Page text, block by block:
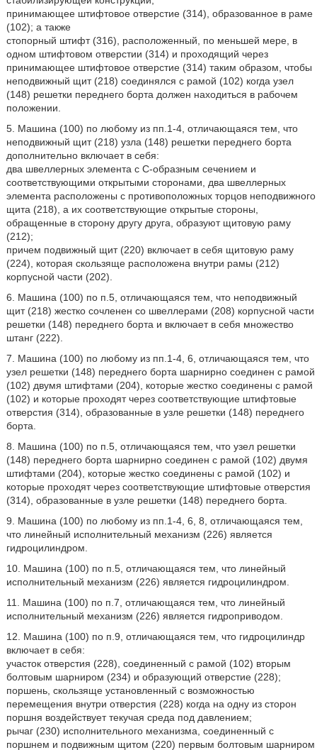
принимающее штифтовое отверстие (314), образованное в раме
(102); а также
стопорный штифт (316), расположенный, по меньшей мере, в
одном штифтовом отверстии (314) и проходящий через
принимающее штифтовое отверстие (314) таким образом, чтобы
неподвижный щит (218) соединялся с рамой (102) когда узел
(148) решетки переднего борта должен находиться в рабочем
положении.
5. Машина (100) по любому из пп.1-4, отличающаяся тем, что
неподвижный щит (218) узла (148) решетки переднего борта
дополнительно включает в себя:
два швеллерных элемента с C-образным сечением и
соответствующими открытыми сторонами, два швеллерных
элемента расположены с противоположных торцов неподвижного
щита (218), а их соответствующие открытые стороны,
обращенные в сторону другу друга, образуют щитовую раму
(212);
причем подвижный щит (220) включает в себя щитовую раму
(224), которая скользяще расположена внутри рамы (212)
корпусной части (202).
6. Машина (100) по п.5, отличающаяся тем, что неподвижный
щит (218) жестко сочленен со швеллерами (208) корпусной части
решетки (148) переднего борта и включает в себя множество
штанг (222).
7. Машина (100) по любому из пп.1-4, 6, отличающаяся тем, что
узел решетки (148) переднего борта шарнирно соединен с рамой
(102) двумя штифтами (204), которые жестко соединены с рамой
(102) и которые проходят через соответствующие штифтовые
отверстия (314), образованные в узле решетки (148) переднего
борта.
8. Машина (100) по п.5, отличающаяся тем, что узел решетки
(148) переднего борта шарнирно соединен с рамой (102) двумя
штифтами (204), которые жестко соединены с рамой (102) и
которые проходят через соответствующие штифтовые отверстия
(314), образованные в узле решетки (148) переднего борта.
9. Машина (100) по любому из пп.1-4, 6, 8, отличающаяся тем,
что линейный исполнительный механизм (226) является
гидроцилиндром.
10. Машина (100) по п.5, отличающаяся тем, что линейный
исполнительный механизм (226) является гидроцилиндром.
11. Машина (100) по п.7, отличающаяся тем, что линейный
исполнительный механизм (226) является гидроприводом.
12. Машина (100) по п.9, отличающаяся тем, что гидроцилиндр
включает в себя:
участок отверстия (228), соединенный с рамой (102) вторым
болтовым шарниром (234) и образующий отверстие (228);
поршень, скользяще установленный с возможностью
перемещения внутри отверстия (228) когда на одну из сторон
поршня воздействует текучая среда под давлением;
рычаг (230) исполнительного механизма, соединенный с
поршнем и подвижным щитом (220) первым болтовым шарниром